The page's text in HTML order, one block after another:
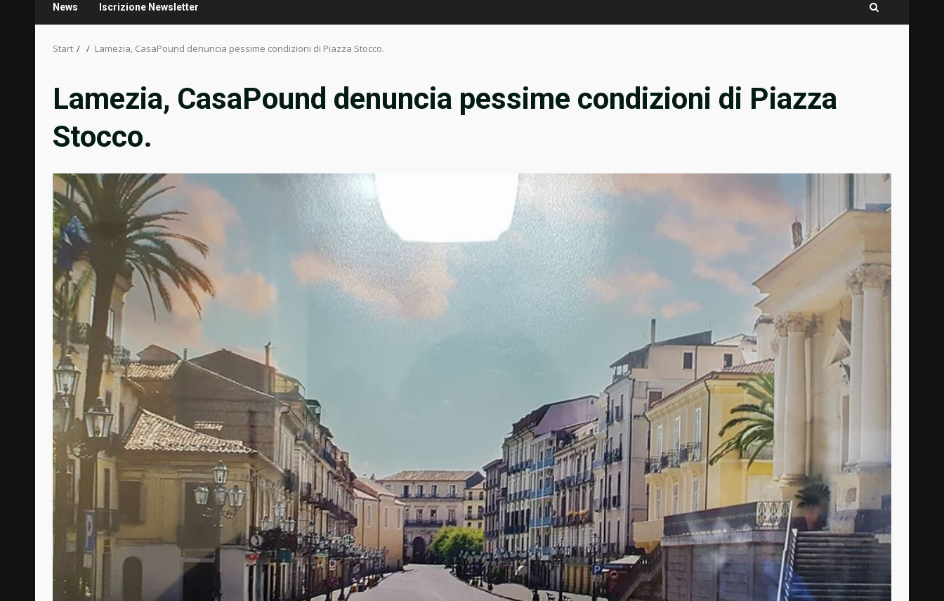
News Iscrizione Newsletter
Start Lamezia, CasaPound denuncia pessime condizioni di Piazza Stocco.
Lamezia, CasaPound denuncia pessime condizioni di Piazza
Stocco.